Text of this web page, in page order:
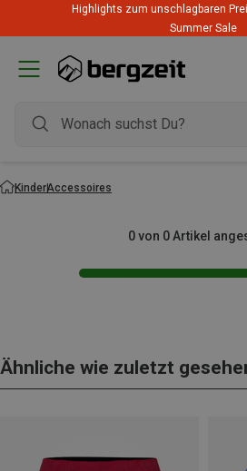
Highlights zum unschlagbaren
Summer Sale
KinderAccessoires
0 von 0 Artikel
Ähnliche wie zuletzt